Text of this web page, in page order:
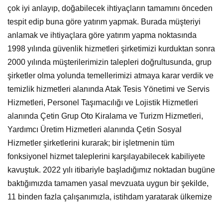
çok iyi anlayıp, doğabilecek ihtiyaçların tamamını önceden
tespit edip buna göre yatırım yapmak. Burada müşteriyi
anlamak ve ihtiyaçlara göre yatırım yapma noktasında
1998 yılında güvenlik hizmetleri şirketimizi kurduktan sonra
2000 yılında müşterilerimizin talepleri doğrultusunda, grup
şirketler olma yolunda temellerimizi atmaya karar verdik ve
temizlik hizmetleri alanında Atak Tesis Yönetimi ve Servis
Hizmetleri, Personel Taşımacılığı ve Lojistik Hizmetleri
alanında Çetin Grup Oto Kiralama ve Turizm Hizmetleri,
Yardımcı Üretim Hizmetleri alanında Çetin Sosyal
Hizmetler şirketlerini kurarak; bir işletmenin tüm
fonksiyonel hizmet taleplerini karşılayabilecek kabiliyete
kavuştuk. 2022 yılı itibariyle başladığımız noktadan bugüne
baktığımızda tamamen yasal mevzuata uygun bir şekilde,
11 binden fazla çalışanımızla, istihdam yaratarak ülkemize